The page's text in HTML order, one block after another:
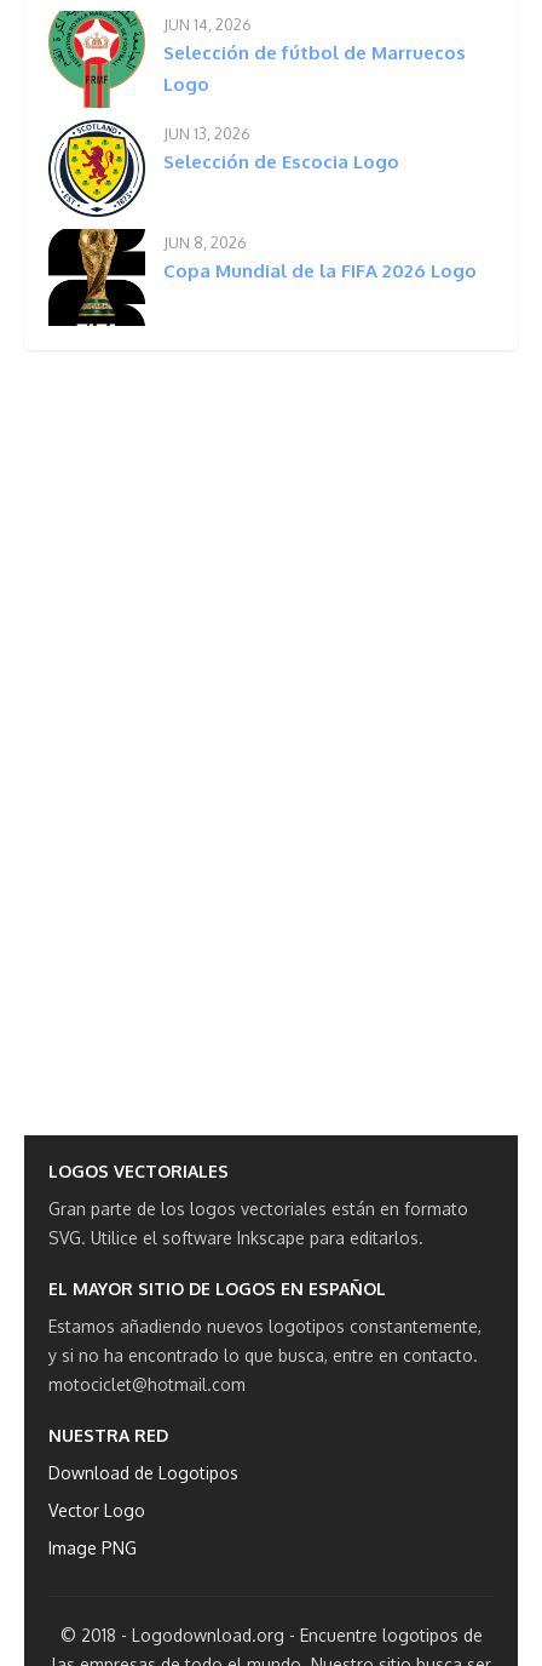
JUN 14, 2026
Selección de fútbol de Marruecos
Logo
JUN 13, 2026
Selección de Escocia Logo
JUN 8, 2026
Copa Mundial de la FIFA 2026 Logo
LOGOS VECTORIALES
Gran parte de los logos vectoriales están en formato
SVG. Utilice el software Inkscape para editarlos.
EL MAYOR SITIO DE LOGOS EN ESPAÑOL
Estamos añadiendo nuevos logotipos constantemente,
y si no ha encontrado lo que busca, entre en contacto.
motociclet@hotmail.com
NUESTRA RED
Download de Logotipos
Vector Logo
Image PNG
© 2018 - Logodownload.org - Encuentre logotipos de